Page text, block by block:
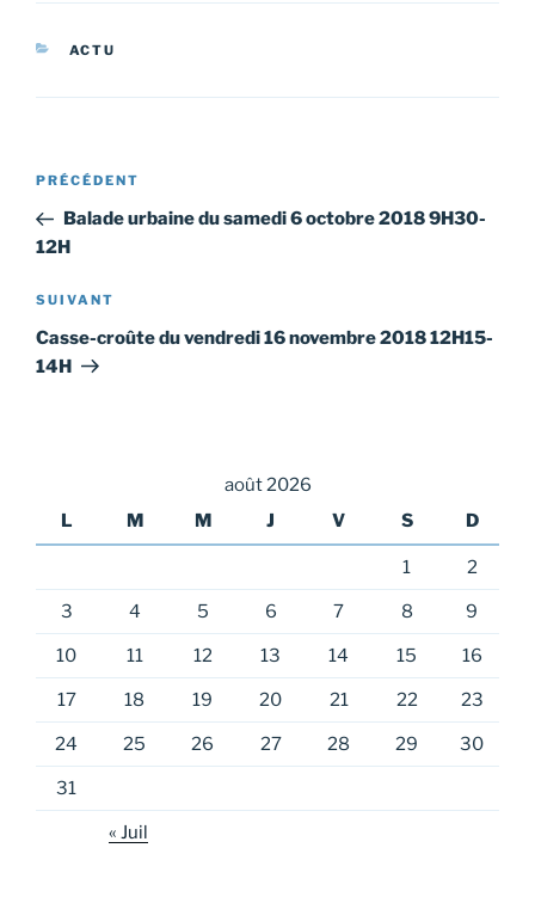
CATÉGORIES
ACTU
Navigation
l’article
Article
précédent
PRÉCÉDENT
Balade urbaine du samedi 6 octobre 2018 9H30-
12H
Article
suivant
SUIVANT
Casse-croûte du vendredi 16 novembre 2018 12H15-
14H
août 2026
L
M M J V S D
1 2
3 4 5 6 7 8 9
10 11 12 13 14 15 16
17 18 19 20 21 22 23
24 25 26 27 28 29 30
31
« Juil